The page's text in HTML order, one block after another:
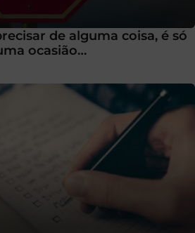
de alguma coisa, é só
ocasião…